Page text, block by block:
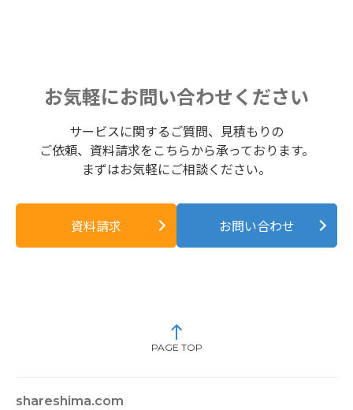
お気軽にお問い合わせください
サービスに関するご質問、見積もりの
ご依頼、資料請求をこちらから承っております。
まずはお気軽にご相談ください。
資料請求 お問い合わせ
PAGE TOP
shareshima.com